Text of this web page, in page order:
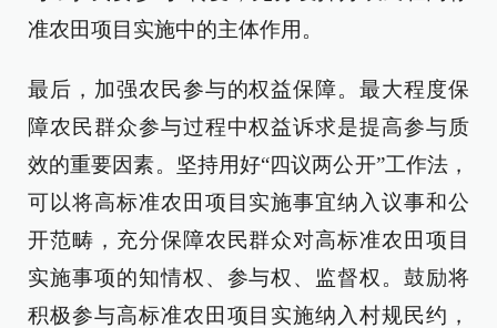
准农田项目实施中的主体作用。
最后，加强农民参与的权益保障。最大程度保
障农民群众参与过程中权益诉求是提高参与质
效的重要因素。坚持用好“四议两公开”工作法，
可以将高标准农田项目实施事宜纳入议事和公
开范畴，充分保障农民群众对高标准农田项目
实施事项的知情权、参与权、监督权。鼓励将
积极参与高标准农田项目实施纳入村规民约，